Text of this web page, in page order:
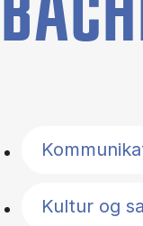
Kultur og